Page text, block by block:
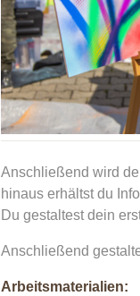
Anschließend wird
hinaus erhältst du
Du gestaltest dein
Anschließend
Arbeitsmaterialien: